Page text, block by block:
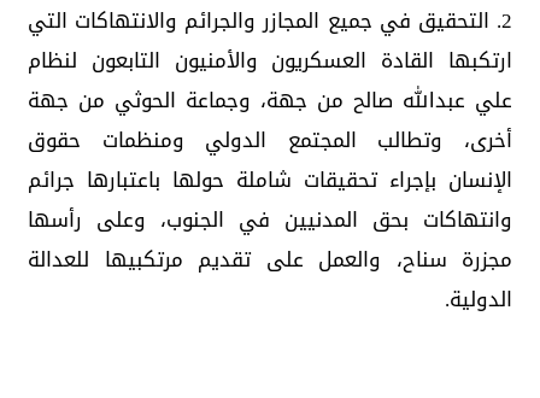
2. التحقيق في جميع المجازر والجرائم والانتهاكات التي
ارتكبها القادة العسكريون والأمنيون التابعون لنظام
علي عبدالله صالح من جهة، وجماعة الحوثي من جهة
أخرى، وتطالب المجتمع الدولي ومنظمات حقوق
الإنسان بإجراء تحقيقات شاملة حولها باعتبارها جرائم
وانتهاكات بحق المدنيين في الجنوب، وعلى رأسها
مجزرة سناح، والعمل على تقديم مرتكبيها للعدالة
الدولية.